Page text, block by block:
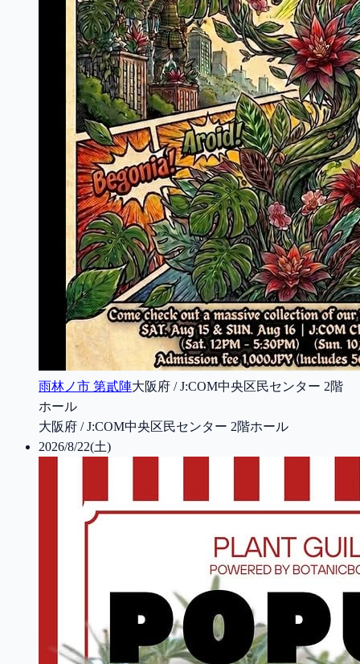
雨林ノ市 第貳陣大阪府 / J:COM中央区民センター 2階
ホール
大阪府 / J:COM中央区民センター 2階ホール
2026/8/22(土)